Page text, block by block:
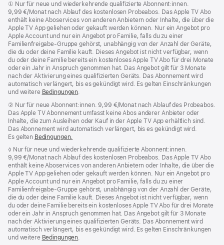
neues
Fenster)
Fußnote
① Nur für neue und wiederkehrende qualifizierte Abonnent:innen.
9,99 €/Monat nach Ablauf des kostenlosen Probeabos. Das Apple TV Abo
enthält keine Aboservices von anderen Anbietern oder Inhalte, die über die
Apple TV App geliehen oder gekauft werden können. Nur ein Angebot pro
Apple Account und nur ein Angebot pro Familie, falls du zu einer
Familienfreigabe-Gruppe gehörst, unabhängig von der Anzahl der Geräte,
die du oder deine Familie kauft. Dieses Angebot ist nicht verfügbar, wenn
du oder deine Familie bereits ein kostenloses Apple TV Abo für drei Monate
oder ein Jahr in Anspruch genommen hat. Das Angebot gilt für 3 Monate
nach der Aktivierung eines qualifizierten Geräts. Das Abonnement wird
automatisch verlängert, bis es gekündigt wird. Es gelten Einschränkungen
und weitere Bedingungen.
Fußnote
② Nur für neue Abonnent:innen. 9,99 €/Monat nach Ablauf des Probeabos.
Das Apple TV Abonnement umfasst keine Abos anderer Anbieter oder
Inhalte, die zum Ausleihen oder Kauf in der Apple TV App erhältlich sind.
Das Abonnement wird automatisch verlängert, bis es gekündigt wird.
Es gelten Bedingungen.
Fußnote
◊ Nur für neue und wiederkehrende qualifizierte Abonnent:innen.
9,99 €/Monat nach Ablauf des kostenlosen Probeabos. Das Apple TV Abo
enthält keine Aboservices von anderen Anbietern oder Inhalte, die über die
Apple TV App geliehen oder gekauft werden können. Nur ein Angebot pro
Apple Account und nur ein Angebot pro Familie, falls du zu einer
Familienfreigabe-Gruppe gehörst, unabhängig von der Anzahl der Geräte,
die du oder deine Familie kauft. Dieses Angebot ist nicht verfügbar, wenn
du oder deine Familie bereits ein kostenloses Apple TV Abo für drei Monate
oder ein Jahr in Anspruch genommen hat. Das Angebot gilt für 3 Monate
nach der Aktivierung eines qualifizierten Geräts. Das Abonnement wird
automatisch verlängert, bis es gekündigt wird. Es gelten Einschränkungen
und weitere Bedingungen.